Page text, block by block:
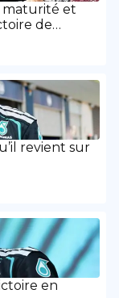
maturité et
de
»
revient sur
en